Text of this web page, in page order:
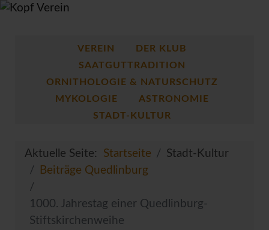
VEREIN
DER KLUB
SAATGUTTRADITION
ORNITHOLOGIE & NATURSCHUTZ
MYKOLOGIE
ASTRONOMIE
STADT-KULTUR
Aktuelle Seite: Startseite
Stadt-Kultur
Beiträge Quedlinburg
1000. Jahrestag einer Quedlinburg-
Stiftskirchenweihe